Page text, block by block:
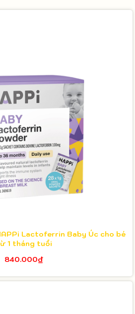
Lactoferrin Baby Úc cho bé
1 tháng tuổi
840.000₫